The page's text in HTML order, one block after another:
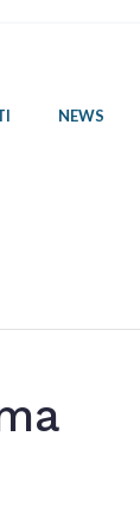
NEWS